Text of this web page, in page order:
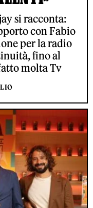
si racconta:
con Fabio
per la radio
fino al
molta Tv